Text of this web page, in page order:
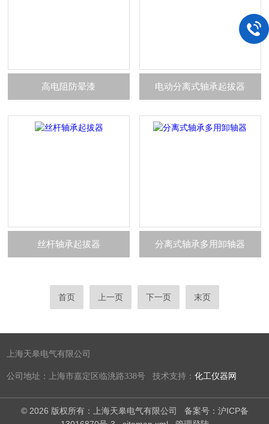
高电阻防晕漆 电动分离式轴承起拔器
丝杆轴承起拔器 分离式轴承多用卸轴器
首页 上一页 下一页 末页
上海天皋电气有限公司
公司地址：上海市嘉定区临洮路338号 技术支持：化工仪器网
© 2026 版权所有：上海天皋电气有限公司 备案号：沪ICP备